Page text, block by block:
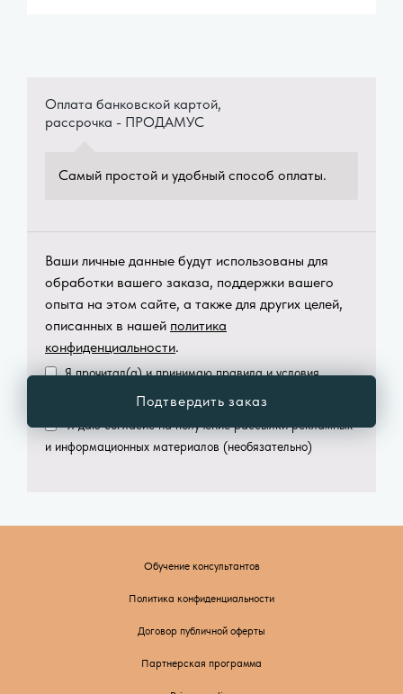
Оплата банковской картой,
рассрочка - ПРОДАМУС
Самый простой и удобный способ оплаты.
Ваши личные данные будут использованы для
обработки вашего заказа, поддержки вашего
опыта на этом сайте, а также для других целей,
описанных в нашей политика
конфиденциальности.
Я прочитал(а) и принимаюправила и условия
Я даю согласие на получение рассылки рекламных
и информационных материалов (необязательно)
Подтвердить заказ
Обучение консультантов
Политика конфиденциальности
Договор публичной оферты
Партнерская программа